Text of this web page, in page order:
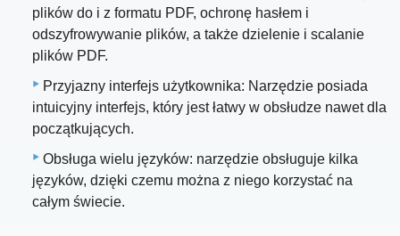
plików do i z formatu PDF, ochronę hasłem i
odszyfrowywanie plików, a także dzielenie i scalanie
plików PDF.
Przyjazny interfejs użytkownika: Narzędzie posiada
intuicyjny interfejs, który jest łatwy w obsłudze nawet dla
początkujących.
Obsługa wielu języków: narzędzie obsługuje kilka
języków, dzięki czemu można z niego korzystać na
całym świecie.